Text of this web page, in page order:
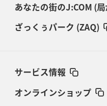
あなたの街のJ:COM (
ざっくぅパーク (ZAQ)
サービス情報
オンラインショップ